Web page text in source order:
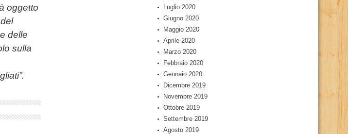
oggetto
delle
sulla
Luglio 2020
Giugno 2020
Maggio 2020
Aprile 2020
Marzo 2020
Febbraio 2020
Gennaio 2020
Dicembre 2019
Novembre 2019
Ottobre 2019
Settembre 2019
Agosto 2019